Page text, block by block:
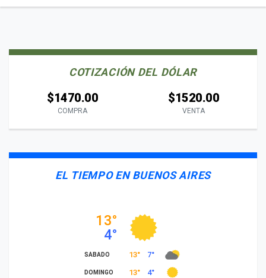
COTIZACIÓN DEL DÓLAR
$1470.00
COMPRA
$1520.00
VENTA
EL TIEMPO EN BUENOS AIRES